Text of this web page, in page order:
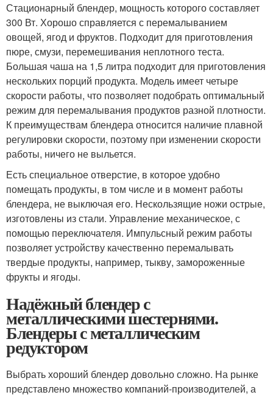
Стационарный блендер, мощность которого составляет
300 Вт. Хорошо справляется с перемалыванием
овощей, ягод и фруктов. Подходит для приготовления
пюре, смузи, перемешивания неплотного теста.
Большая чаша на 1,5 литра подходит для приготовления
нескольких порций продукта. Модель имеет четыре
скорости работы, что позволяет подобрать оптимальный
режим для перемалывания продуктов разной плотности.
К преимуществам блендера относится наличие плавной
регулировки скорости, поэтому при изменении скорости
работы, ничего не выльется.
Есть специальное отверстие, в которое удобно
помещать продукты, в том числе и в момент работы
блендера, не выключая его. Нескользящие ножи острые,
изготовлены из стали. Управление механическое, с
помощью переключателя. Импульсный режим работы
позволяет устройству качественно перемалывать
твердые продукты, например, тыкву, замороженные
фрукты и ягоды.
Надёжный блендер с
металлическими шестернями.
Блендеры с металлическим
редуктором
Выбрать хороший блендер довольно сложно. На рынке
представлено множество компаний-производителей, а